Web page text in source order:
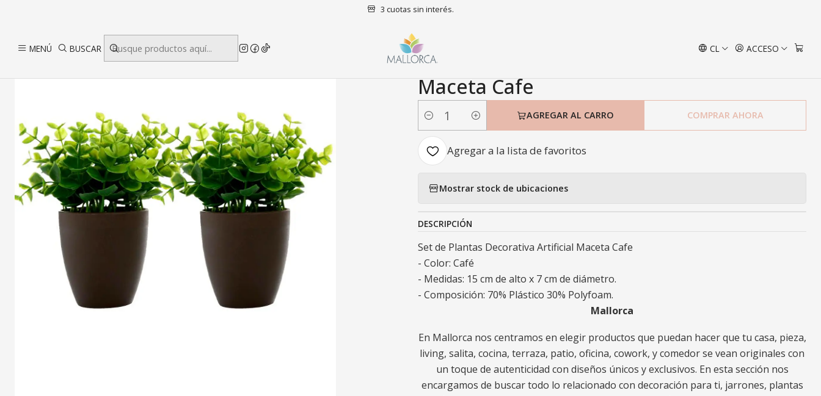
MENÚ BUSCAR CL ACCESO
3 cuotas sin interés.
Set de Plantas Decorativa Artificial Maceta Cafe
|
Set de Plantas Decorativa Artificial
Maceta Cafe
Cantidad
AGREGAR AL CARRO COMPRAR AHORA
Agregar a la lista de favoritos
Mostrar stock de ubicaciones
DESCRIPCIÓN
Set de Plantas Decorativa Artificial Maceta Cafe
- Color: Café
- Medidas: 15 cm de alto x 7 cm de diámetro.
- Composición: 70% Plástico 30% Polyfoam.
Mallorca
En Mallorca nos centramos en elegir productos que puedan hacer que tu casa, pieza,
living, salita, cocina, terraza, patio, oficina, cowork, y comedor se vean originales con
un toque de autenticidad con diseños únicos y exclusivos. En esta sección nos
encargamos de buscar todo lo relacionado con decoración para ti, jarrones, plantas